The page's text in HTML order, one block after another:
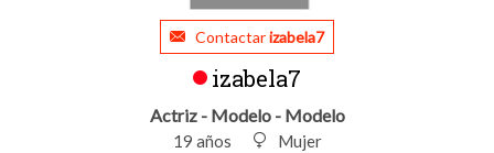
Contactarizabela7
izabela7
Actriz - Modelo - Modelo
19 años Mujer